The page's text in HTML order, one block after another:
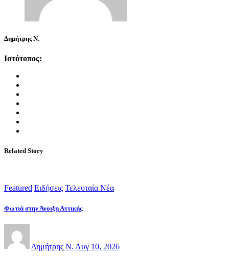
Δημήτρης Ν.
Ιστότοπος:
Related Story
Featured Ειδήσεις Τελευταία Νέα
Φωτιά στην Άνοιξη Αττικής
Δημήτρης Ν. Αυγ 10, 2026